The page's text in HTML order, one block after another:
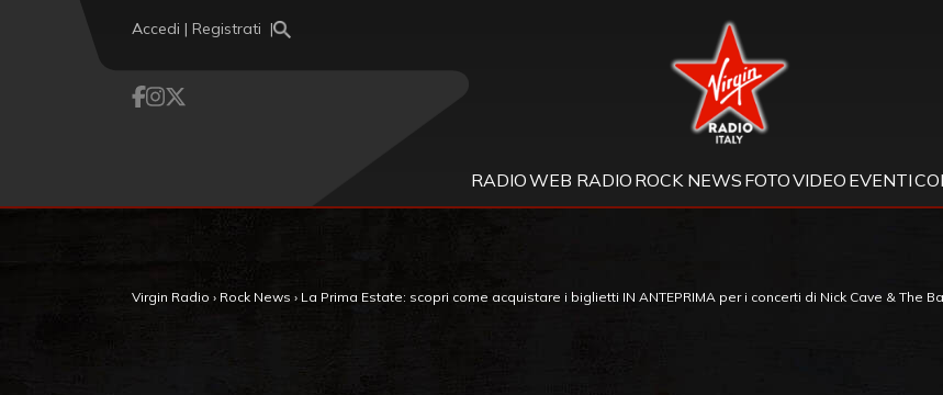
Accedi | Registrati Virgin Radio
RADIOWEB RADIO ROCK NEWS FOTOVIDEO EVENTI
Virgin Radio › Rock News › La Prima Estate: scopri come acquistare i biglietti IN ANTEPRIMA per i concerti di Nick Cave & The